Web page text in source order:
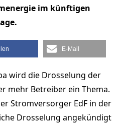
im künftigen
E-Mail
wird die Drosselung der
mehr Betreiber ein Thema.
Stromversorger EdF in der
Drosselung angekündigt